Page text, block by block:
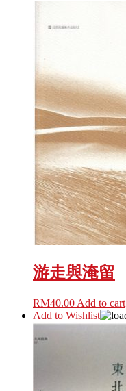
游走與淹留
RM40.00 Add to cart
Add to Wishlist